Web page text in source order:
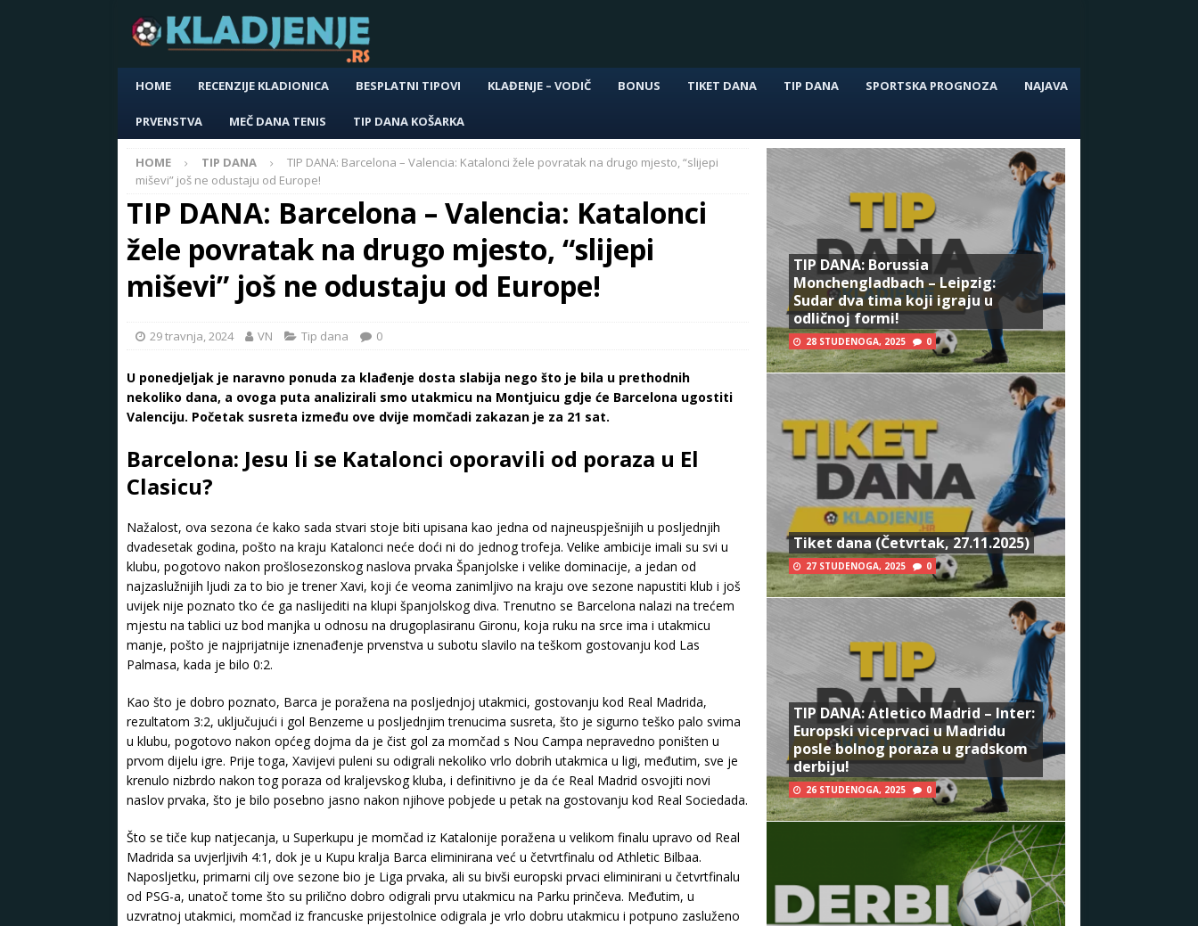
HOME RECENZIJE KLADIONICA BESPLATNI TIPOVI KLAĐENJE – VODIČ BONUS TIKET DANA TIP DANA SPORTSKA PROGNOZA NAJAVA
PRVENSTVA MEČ DANA TENIS TIP DANA KOŠARKA
HOME TIP DANA
TIP DANA: Barcelona – Valencia: Katalonci žele povratak na drugo mjesto, “slijepi
miševi” još ne odustaju od Europe!
TIP DANA: Barcelona – Valencia: Katalonci
žele povratak na drugo mjesto, “slijepi
miševi” još ne odustaju od Europe!
29 travnja, 2024 VN Tip dana 0
U ponedjeljak je naravno ponuda za klađenje dosta slabija nego što je bila u prethodnih
nekoliko dana, a ovoga puta analizirali smo utakmicu na Montjuicu gdje će Barcelona ugostiti
Valenciju. Početak susreta između ove dvije momčadi zakazan je za 21 sat.
Barcelona: Jesu li se Katalonci oporavili od poraza u El
Clasicu?
Nažalost, ova sezona će kako sada stvari stoje biti upisana kao jedna od najneuspješnijih u posljednjih
dvadesetak godina, pošto na kraju Katalonci neće doći ni do jednog trofeja. Velike ambicije imali su svi u
klubu, pogotovo nakon prošlosezonskog naslova prvaka Španjolske i velike dominacije, a jedan od
najzaslužnijih ljudi za to bio je trener Xavi, koji će veoma zanimljivo na kraju ove sezone napustiti klub i još
uvijek nije poznato tko će ga naslijediti na klupi španjolskog diva. Trenutno se Barcelona nalazi na trećem
mjestu na tablici uz bod manjka u odnosu na drugoplasiranu Gironu, koja ruku na srce ima i utakmicu
manje, pošto je najprijatnije iznenađenje prvenstva u subotu slavilo na teškom gostovanju kod Las
Palmasa, kada je bilo 0:2.
Kao što je dobro poznato, Barca je poražena na posljednjoj utakmici, gostovanju kod Real Madrida,
rezultatom 3:2, uključujući i gol Benzeme u posljednjim trenucima susreta, što je sigurno teško palo svima
u klubu, pogotovo nakon općeg dojma da je čist gol za momčad s Nou Campa nepravedno poništen u
prvom dijelu igre. Prije toga, Xavijevi puleni su odigrali nekoliko vrlo dobrih utakmica u ligi, međutim, sve je
krenulo nizbrdo nakon tog poraza od kraljevskog kluba, i definitivno je da će Real Madrid osvojiti novi
naslov prvaka, što je bilo posebno jasno nakon njihove pobjede u petak na gostovanju kod Real Sociedada.
Što se tiče kup natjecanja, u Superkupu je momčad iz Katalonije poražena u velikom finalu upravo od Real
Madrida sa uvjerljivih 4:1, dok je u Kupu kralja Barca eliminirana već u četvrtfinalu od Athletic Bilbaa.
Naposljetku, primarni cilj ove sezone bio je Liga prvaka, ali su bivši europski prvaci eliminirani u četvrtfinalu
od PSG-a, unatoč tome što su prilično dobro odigrali prvu utakmicu na Parku prinčeva. Međutim, u
uzvratnoj utakmici, momčad iz francuske prijestolnice odigrala je vrlo dobru utakmicu i potpuno zasluženo
TIP DANA: Borussia
Monchengladbach – Leipzig:
Sudar dva tima koji igraju u
odličnoj formi!
28 STUDENOGA, 2025 0
Tiket dana (Četvrtak, 27.11.2025)
27 STUDENOGA, 2025 0
TIP DANA: Atletico Madrid – Inter:
Europski viceprvaci u Madridu
posle bolnog poraza u gradskom
derbiju!
26 STUDENOGA, 2025 0